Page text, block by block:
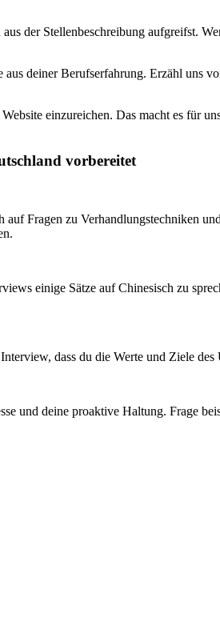
der Stellenbeschreibung aufgreifst.
deiner Berufserfahrung. Erzähl uns
einzureichen. Das macht es für
vorbereitet
Fragen zu Verhandlungstechniken
einige Sätze auf Chinesisch zu
dass du die Werte und Ziele
und deine proaktive Haltung. Frage